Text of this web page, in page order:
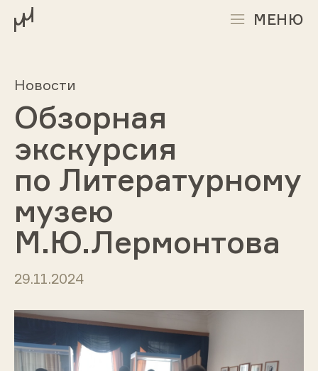
МЕНЮ
Новости
Обзорная
экскурсия
по Литературному
музею
М.Ю.Лермонтова
29.11.2024